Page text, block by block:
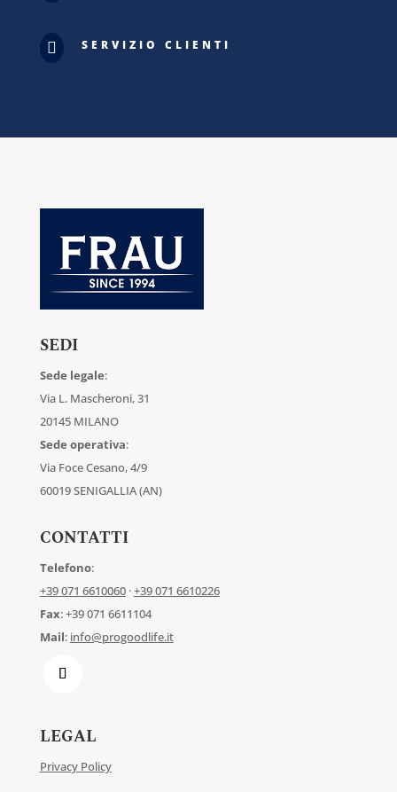
 SERVIZIO CLIENTI
SEDI
Sede legale:
Via L. Mascheroni, 31
20145 MILANO
Sede operativa:
Via Foce Cesano, 4/9
60019 SENIGALLIA (AN)
CONTATTI
Telefono:
+39 071 6610060·+39 071 6610226
Fax: +39 071 6611104
Mail: info@progoodlife.it
LEGAL
Privacy Policy